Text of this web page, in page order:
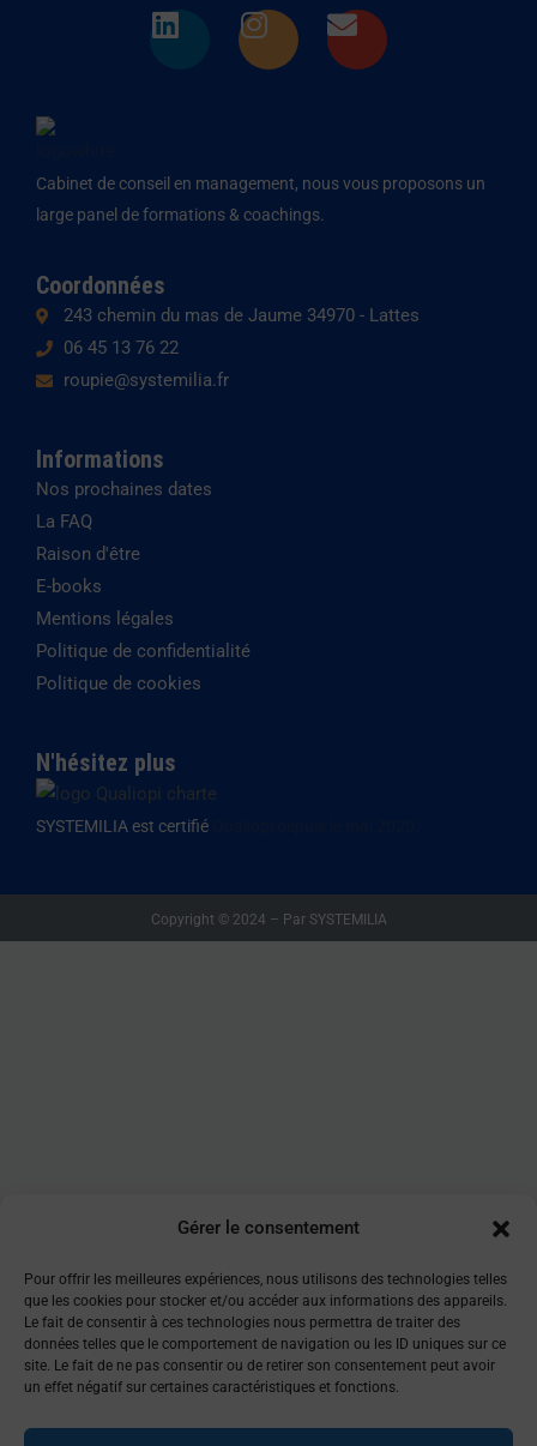
Gérer le consentement
Pour offrir les meilleures expériences, nous utilisons des technologies telles
que les cookies pour stocker et/ou accéder aux informations des appareils.
Le fait de consentir à ces technologies nous permettra de traiter des
données telles que le comportement de navigation ou les ID uniques sur ce
site. Le fait de ne pas consentir ou de retirer son consentement peut avoir
un effet négatif sur certaines caractéristiques et fonctions.
d
i
g
r
E
o
Cabinet de conseil en management, nous vous proposons un
large panel de formations & coachings.
Coordonnées
243 chemin du mas de Jaume 34970 - Lattes
06 45 13 76 22
roupie@systemilia.fr
Informations
Nos prochaines dates
La FAQ
Raison d'être
E-books
Mentions légales
Politique de confidentialité
Politique de cookies
N'hésitez plus
SYSTEMILIA est certifié
Copyright © 2024 – Par SYSTEMILIA